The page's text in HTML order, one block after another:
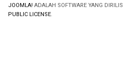
JOOMLA! ADALAH SOFTWARE YANG
PUBLIC LICENSE.